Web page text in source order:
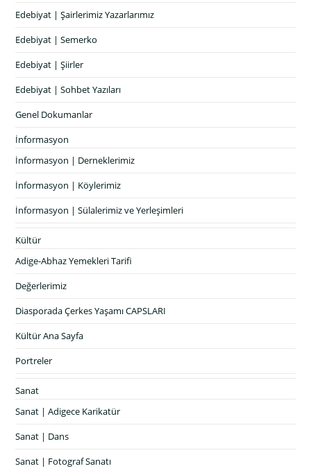
Edebiyat | Şairlerimiz Yazarlarımız
Edebiyat | Semerko
Edebiyat | Şiirler
Edebiyat | Sohbet Yazıları
Genel Dokumanlar
İnformasyon
İnformasyon | Derneklerimiz
İnformasyon | Köylerimiz
İnformasyon | Sülalerimiz ve Yerleşimleri
Kültür
Adige-Abhaz Yemekleri Tarifi
Değerlerimiz
Diasporada Çerkes Yaşamı CAPSLARI
Kültür Ana Sayfa
Portreler
Sanat
Sanat | Adigece Karikatür
Sanat | Dans
Sanat | Fotograf Sanatı